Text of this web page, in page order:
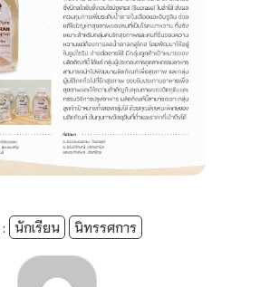
นักเรียน นิทรรศการ